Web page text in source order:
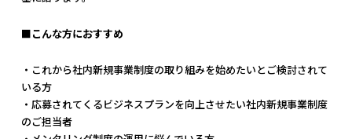
■こんな方におすすめ
・これから社内新規事業制度の取り組みを始めたいとご検討されて
いる方
・応募されてくるビジネスプランを向上させたい社内新規事業制度
のご担当者